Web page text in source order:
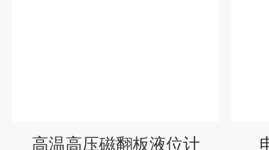
高温高压磁翻板液位计